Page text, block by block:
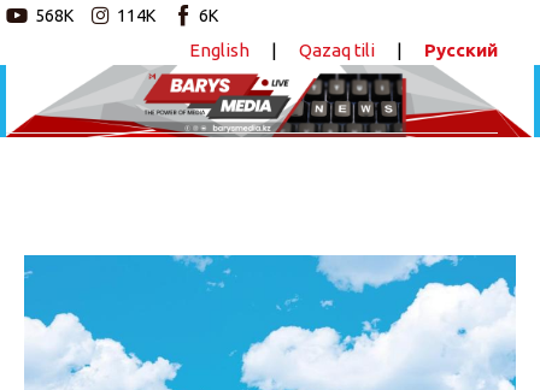
568K 114K 6K
English | Qazaq tili | Русский
Новостной портал
Статьи